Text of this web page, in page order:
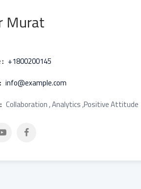
Murat
: +1800200145
info@example.com
Collaboration , Analytics ,Positive Attitude